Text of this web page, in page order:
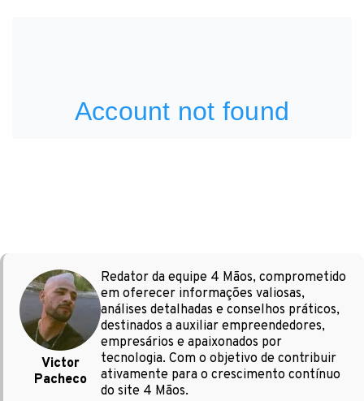
Victor
Pacheco
Redator da equipe 4 Mãos, comprometido
em oferecer informações valiosas,
análises detalhadas e conselhos práticos,
destinados a auxiliar empreendedores,
empresários e apaixonados por
tecnologia. Com o objetivo de contribuir
ativamente para o crescimento contínuo
do site 4 Mãos.